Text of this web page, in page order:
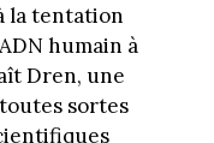
la tentation
humain à
Dren, une
sortes